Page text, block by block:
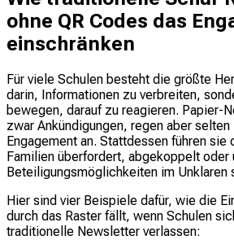
ohne QR Codes das
einschränken
Für viele Schulen besteht die größte
darin, Informationen zu verbreiten,
bewegen, darauf zu reagieren. Papier-
zwar Ankündigungen, regen aber
Engagement an. Stattdessen führen sie
Familien überfordert, abgekoppelt oder
Beteiligungsmöglichkeiten im Unklaren
Hier sind vier Beispiele dafür, wie die
durch das Raster fällt, wenn Schulen
traditionelle Newsletter verlassen: